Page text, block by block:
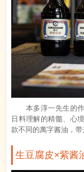
本多淳一先生的
日料理解的精髓、心
款不同的萬字酱油，带
生豆腐皮×紫酱